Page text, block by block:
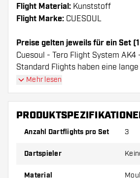
Flight Material: Kunststoff
Flight Marke: CUESOUL
Preise gelten jeweils für ein Set
Cuesoul - Tero Flight System AK4
Standard Flights haben eine lange
Lebenserwartung. Diese Flights
Cuesoul Shafts verwendet
Dartshopper Tipp!
Shafts. Diese können sich durch
Mehr lesen
Anzahl Dartflights pro Set 3
Dartspieler
Material